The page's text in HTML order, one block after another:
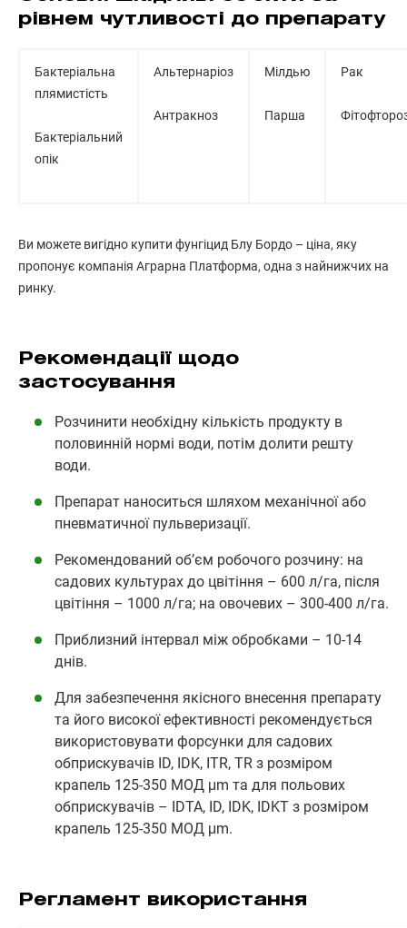
рівнем чутливості до препарату
Бактеріальна
плямистість
Бактеріальний
опік
Альтернаріоз
Антракноз
Мілдью
Парша
Рак
Ви можете вигідно купити фунгіцид Блу Бордо – ціна, яку
пропонує компанія Аграрна Платформа, одна з найнижчих на
ринку.
Рекомендації щодо
застосування
Розчинити необхідну кількість продукту в
половинній нормі води, потім долити решту
води.
Препарат наноситься шляхом механічної або
пневматичної пульверизації.
Рекомендований об’єм робочого розчину: на
садових культурах до цвітіння – 600 л/га, після
цвітіння – 1000 л/га; на овочевих – 300-400 л/га.
Приблизний інтервал між обробками – 10-14
днів.
Для забезпечення якісного внесення препарату
та його високої ефективності рекомендується
використовувати форсунки для садових
обприскувачів ID, IDK, ITR, TR з розміром
крапель 125-350 МОД μm та для польових
обприскувачів – IDTA, ID, IDK, IDKT з розміром
крапель 125-350 МОД μm.
Регламент використання